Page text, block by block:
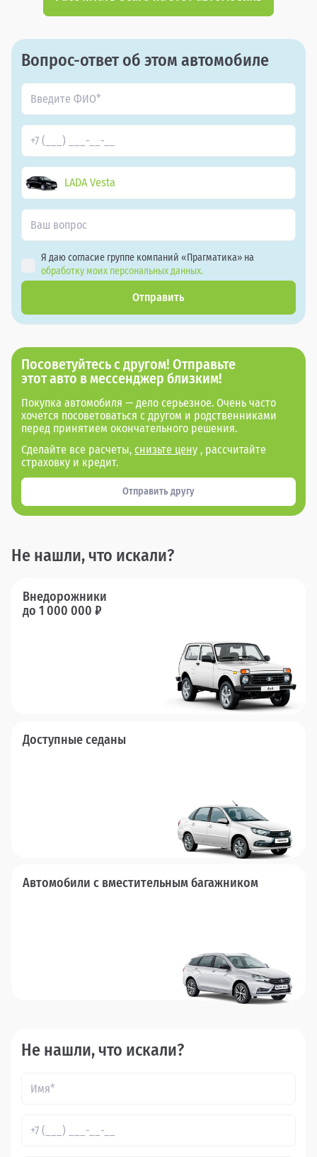
Вопрос-ответ об этом автомобиле
LADA Vesta
Я даю согласие группе компаний «Прагматика» на
обработку моих персональных данных.
Отправить
Посоветуйтесь с другом! Отправьте
этот авто в мессенджер близким!
Покупка автомобиля — дело серьезное. Очень часто
хочется посоветоваться с другом и родственниками
перед принятием окончательного решения.
Сделайте все расчеты, снизьте цену , рассчитайте
страховку и кредит.
Отправить другу
Не нашли, что искали?
Внедорожники
до 1 000 000 ₽
Доступные седаны
Автомобили с вместительным багажником
Не нашли, что искали?